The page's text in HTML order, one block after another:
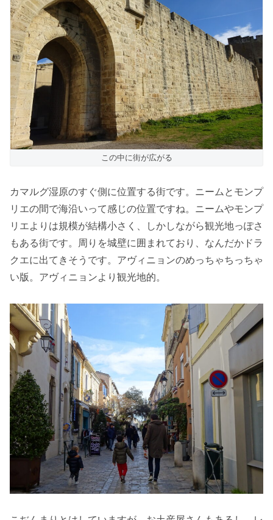
この中に街が広がる
カマルグ湿原のすぐ側に位置する街です。ニームとモンプ
リエの間で海沿いって感じの位置ですね。ニームやモンプ
リエよりは規模が結構小さく、しかしながら観光地っぽさ
もある街です。周りを城壁に囲まれており、なんだかドラ
クエに出てきそうです。アヴィニョンのめっちゃちっちゃ
い版。アヴィニョンより観光地的。